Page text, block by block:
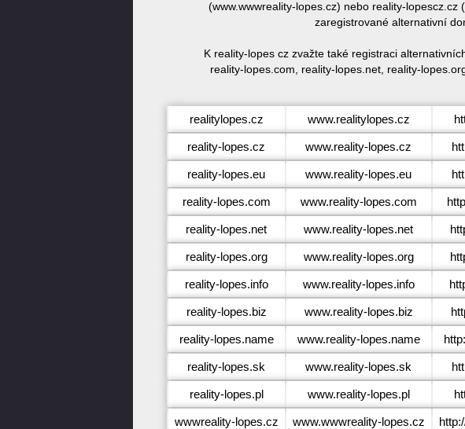
(www.wwwreality-lopes.cz) nebo reality-
zaregistrované alternativní
K reality-lopes cz zvažte také registraci
reality-lopes.com, reality-lopes.net, reality-
realitylopes.cz www.realitylopes.cz
reality-lopes.cz www.reality-lopes.cz
reality-lopes.eu www.reality-lopes.eu
reality-lopes.com www.reality-lopes.com
reality-lopes.net www.reality-lopes.net
reality-lopes.org www.reality-lopes.org
reality-lopes.info www.reality-lopes.info
reality-lopes.biz www.reality-lopes.biz
reality-lopes.name www.reality-lopes.name
reality-lopes.sk www.reality-lopes.sk
reality-lopes.pl www.reality-lopes.pl
wwwreality-lopes.cz www.wwwreality-lopes.cz